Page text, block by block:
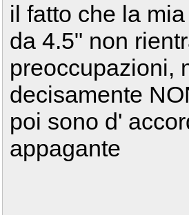
il fatto che la
da 4.5" non
preoccupazioni,
decisamente
poi sono d'
appagante